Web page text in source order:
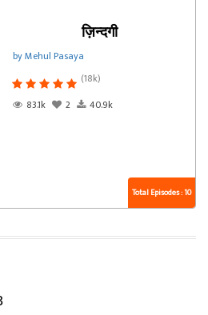
ज़िन्दगी
by Mehul Pasaya
(18k)
83.1k
2 40.9k
Total Episodes : 10